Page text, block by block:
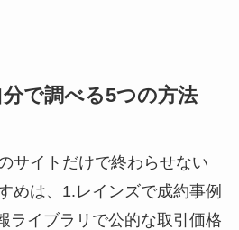
で調べる5つの方法
サイトだけで終わらせない
めは、1.レインズで成約事例
ライブラリで公的な取引価格